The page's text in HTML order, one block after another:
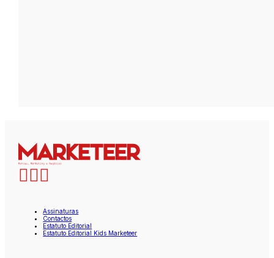
Assinaturas
Contactos
Estatuto Editorial
Estatuto Editorial Kids Marketeer